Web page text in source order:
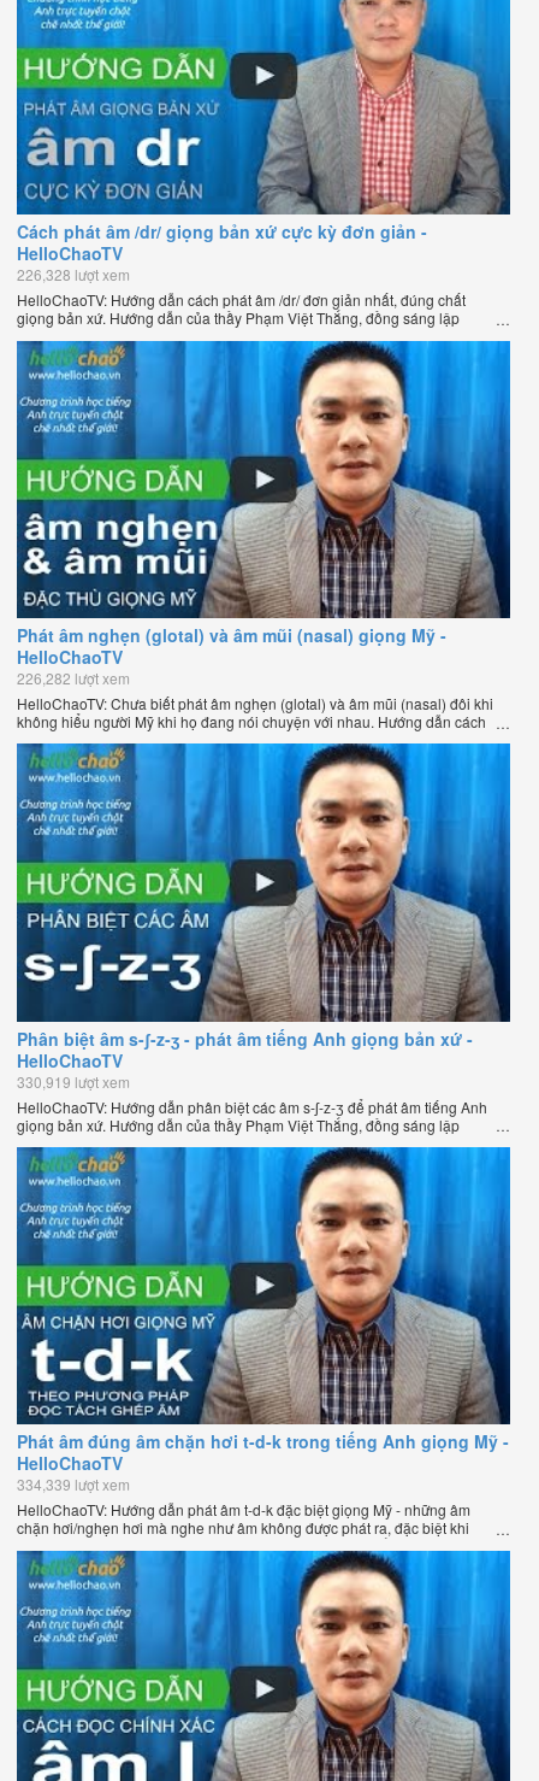
Cách phát âm /dr/ giọng bản xứ cực kỳ đơn giản -
HelloChaoTV
226,328 lượt xem
HelloChaoTV: Hướng dẫn cách phát âm /dr/ đơn giản nhất, đúng chất
giọng bản xứ. Hướng dẫn của thầy Phạm Việt Thắng, đồng sáng lập
HelloChao.vn - Chương trình dạy tiếng Anh trực tuyến chặt chẽ nhất thế
giới.
Phát âm nghẹn (glotal) và âm mũi (nasal) giọng Mỹ -
HelloChaoTV
226,282 lượt xem
HelloChaoTV: Chưa biết phát âm nghẹn (glotal) và âm mũi (nasal) đôi khi
không hiểu người Mỹ khi họ đang nói chuyện với nhau. Hướng dẫn cách
phát âm tiếng Anh giọng Mỹ theo phương pháp đọc tách ghép âm đặc biệt
của thầy Phạm Việt Thắng, đồng sáng lập HelloChao.vn - Chương trình
dạy tiếng Anh trực tuyến chặt chẽ nhất thế giới.
Phân biệt âm s-ʃ-z-ʒ - phát âm tiếng Anh giọng bản xứ -
HelloChaoTV
330,919 lượt xem
HelloChaoTV: Hướng dẫn phân biệt các âm s-ʃ-z-ʒ để phát âm tiếng Anh
giọng bản xứ. Hướng dẫn của thầy Phạm Việt Thắng, đồng sáng lập
HelloChao.vn - Chương trình dạy tiếng Anh trực tuyến chặt chẽ nhất thế
giới.
Phát âm đúng âm chặn hơi t-d-k trong tiếng Anh giọng Mỹ -
HelloChaoTV
334,339 lượt xem
HelloChaoTV: Hướng dẫn phát âm t-d-k đặc biệt giọng Mỹ - những âm
chặn hơi/nghẹn hơi mà nghe như âm không được phát ra, đặc biệt khi
chúng nằm ở cuối từ. Hướng dẫn của thầy Phạm Việt Thắng, đồng sáng
lập HelloChao.vn - Chương trình dạy tiếng Anh trực tuyến chặt chẽ nhất
thế giới.